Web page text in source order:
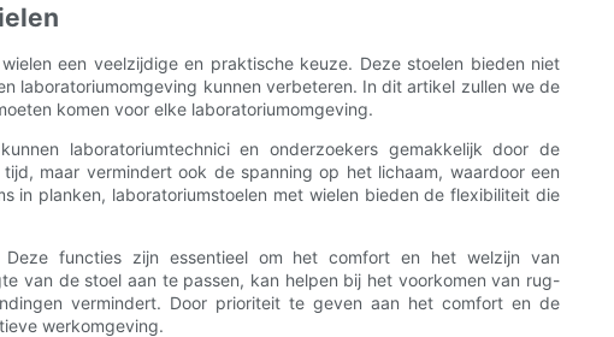
een veelzijdige en praktische keuze. Deze stoelen bieden niet
laboratoriumomgeving kunnen verbeteren. In dit artikel zullen we de
komen voor elke laboratoriumomgeving.
laboratoriumtechnici en onderzoekers gemakkelijk door de
maar vermindert ook de spanning op het lichaam, waardoor een
in planken, laboratoriumstoelen met wielen bieden de flexibiliteit die
Deze functies zijn essentieel om het comfort en het welzijn van
van de stoel aan te passen, kan helpen bij het voorkomen van rug-
vermindert. Door prioriteit te geven aan het comfort en de
werkomgeving.